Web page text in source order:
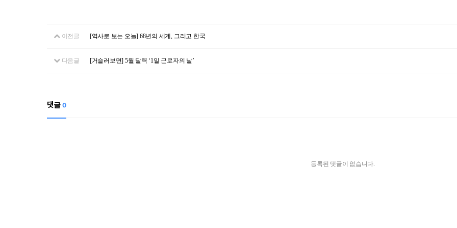
이전글 [역사로 보는 오늘] 68년의 세계, 그리고 한국
다음글 [거슬러보면] 5월 달력 ‘1일 근로자의 날’
댓글 0
등록된 댓글이 없습니다.